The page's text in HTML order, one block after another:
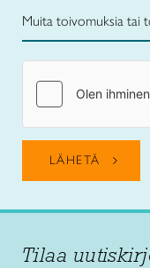
Muita toivomuksia tai
Tilaa